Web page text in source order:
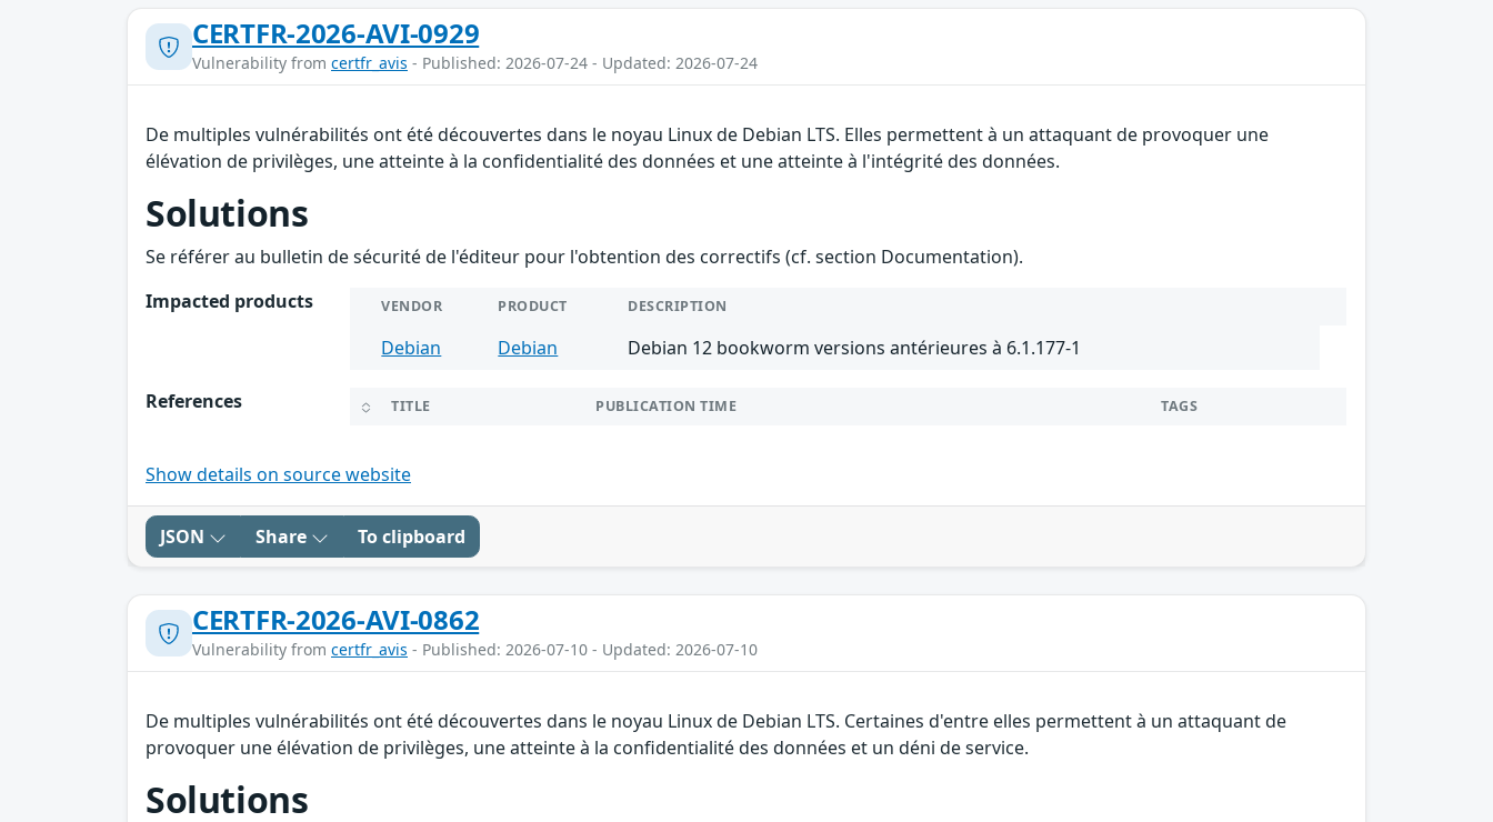
CERTFR-2026-AVI-0929
Vulnerability from certfr_avis - Published: 2026-07-24 - Updated: 2026-07-24
De multiples vulnérabilités ont été découvertes dans le noyau Linux de Debian LTS. Elles permettent à un attaquant de provoquer une
élévation de privilèges, une atteinte à la confidentialité des données et une atteinte à l'intégrité des données.
Solutions
Se référer au bulletin de sécurité de l'éditeur pour l'obtention des correctifs (cf. section Documentation).
Impacted products
VENDOR PRODUCT DESCRIPTION
Debian Debian Debian 12 bookworm versions antérieures à 6.1.177-1
References TITLE PUBLICATION TIME TAGS
Show details on source website
JSON Share To clipboard
CERTFR-2026-AVI-0862
Vulnerability from certfr_avis - Published: 2026-07-10 - Updated: 2026-07-10
De multiples vulnérabilités ont été découvertes dans le noyau Linux de Debian LTS. Certaines d'entre elles permettent à un attaquant de
provoquer une élévation de privilèges, une atteinte à la confidentialité des données et un déni de service.
Solutions